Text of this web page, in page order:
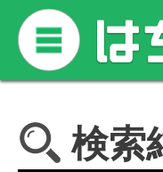
検索